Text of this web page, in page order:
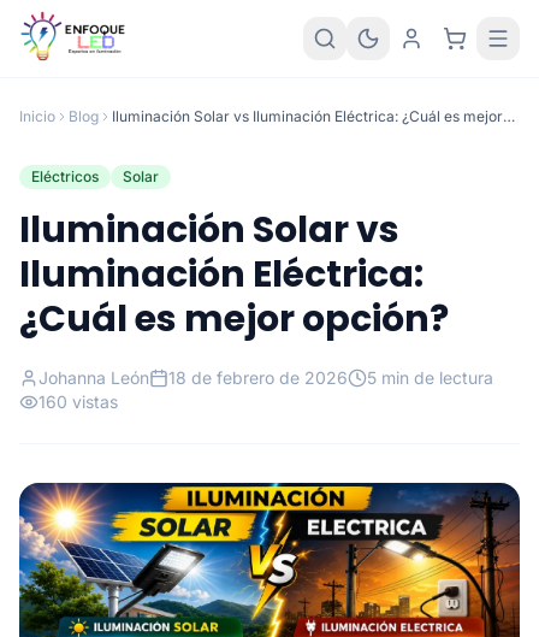
Inicio Blog
Iluminación Solar vs Iluminación Eléctrica: ¿Cuál es mejor
Eléctricos Solar
Iluminación Solar vs
Iluminación Eléctrica:
¿Cuál es mejor opción?
Johanna León 18 de febrero de 2026
5 min de lectura
160 vistas